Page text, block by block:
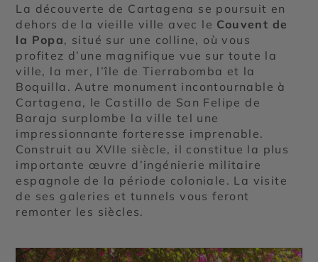
La découverte de Cartagena se poursuit en
dehors de la vieille ville avec le Couvent de
la Popa, situé sur une colline, où vous
profitez d’une magnifique vue sur toute la
ville, la mer, l’île de Tierrabomba et la
Boquilla. Autre monument incontournable à
Cartagena, le Castillo de San Felipe de
Baraja surplombe la ville tel une
impressionnante forteresse imprenable.
Construit au XVIIe siècle, il constitue la plus
importante œuvre d’ingénierie militaire
espagnole de la période coloniale. La visite
de ses galeries et tunnels vous feront
remonter les siècles.